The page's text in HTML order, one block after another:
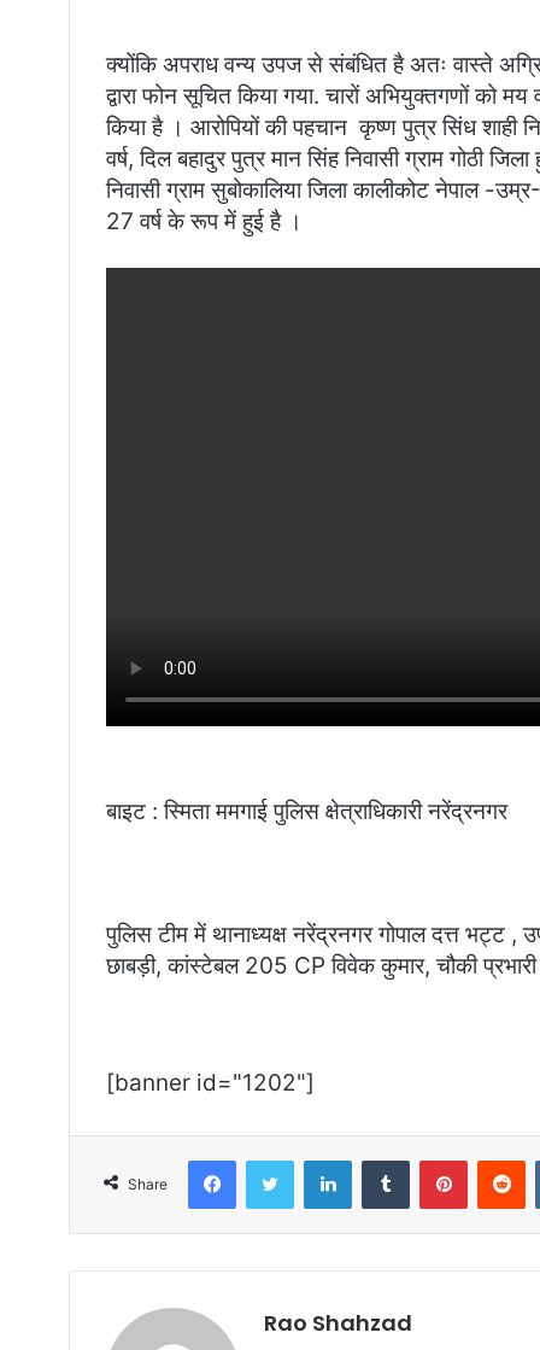
क्योंकि अपराध वन्य उपज से संबंधित है अतः वास्ते
द्वारा फोन सूचित किया गया. चारों अभियुक्तगणों को
किया है । आरोपियों की पहचान कृष्ण पुत्र सिंध शाही
वर्ष, दिल बहादुर पुत्र मान सिंह निवासी ग्राम गोठी
निवासी ग्राम सुबोकालिया जिला कालीकोट नेपाल -
27 वर्ष के रूप में हुई है ।
बाइट : स्मिता ममगाई पुलिस क्षेत्राधिकारी नरेंद्रनगर
पुलिस टीम में थानाध्यक्ष नरेंद्रनगर गोपाल दत्त भट्ट
छाबड़ी, कांस्टेबल 205 CP विवेक कुमार, चौकी
[banner id="1202"]
Share
FacebookTwitter LinkedInTumblr Pinterest
Rao Shahzad